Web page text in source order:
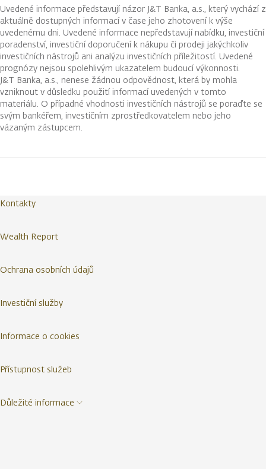
Uvedené informace představují názor J&T Banka, a.s., který vychází z
aktuálně dostupných informací v čase jeho zhotovení k výše
uvedenému dni. Uvedené informace nepředstavují nabídku, investiční
poradenství, investiční doporučení k nákupu či prodeji jakýchkoliv
investičních nástrojů ani analýzu investičních příležitostí. Uvedené
prognózy nejsou spolehlivým ukazatelem budoucí výkonnosti.
J&T Banka, a.s., nenese žádnou odpovědnost, která by mohla
vzniknout v důsledku použití informací uvedených v tomto
materiálu. O případné vhodnosti investičních nástrojů se poraďte se
svým bankéřem, investičním zprostředkovatelem nebo jeho
vázaným zástupcem.
Kontakty
Wealth Report
Ochrana osobních údajů
Investiční služby
Informace o cookies
Přístupnost služeb
Důležité informace